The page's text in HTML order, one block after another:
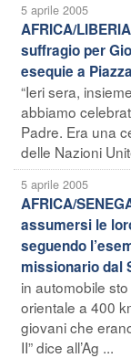
5 aprile 2005
AFRICA/
suffragio per
esequie a
“Ieri sera,
abbiamo
Padre. Era una
delle Nazioni
5 aprile 2005
AFRICA/
assumersi le
seguendo
missionario dal
in automobile
orientale a 400
giovani che
II” dice all’Ag ...